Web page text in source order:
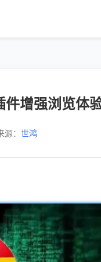
件增强浏览体
源： 世鸿